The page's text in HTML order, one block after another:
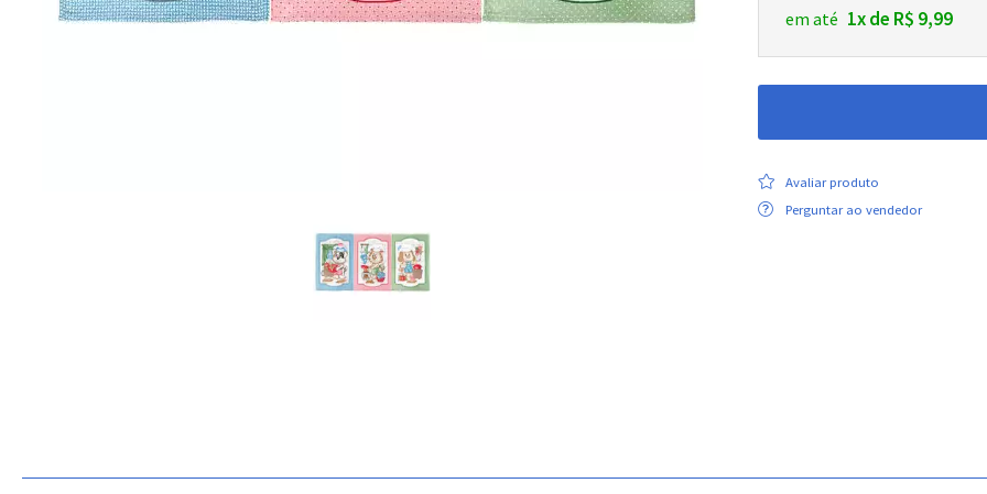
em até 1x de R$ 9,99
Avaliar produto
Perguntar ao vendedor